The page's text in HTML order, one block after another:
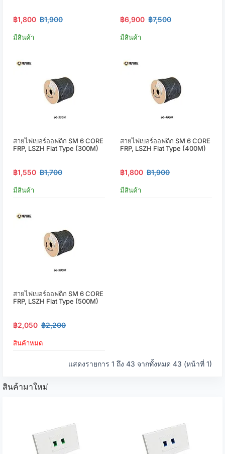
฿1,800 ฿1,900
มีสินค้า
฿6,900 ฿7,500
มีสินค้า
สายไฟเบอร์ออฟติก SM 6 CORE
FRP, LSZH Flat Type (300M)
฿1,550 ฿1,700
มีสินค้า
สายไฟเบอร์ออฟติก SM 6 CORE
FRP, LSZH Flat Type (400M)
฿1,800 ฿1,900
มีสินค้า
สายไฟเบอร์ออฟติก SM 6 CORE
FRP, LSZH Flat Type (500M)
฿2,050 ฿2,200
สินค้าหมด
แสดงรายการ 1 ถึง 43 จากทั้งหมด 43 (หน้าที่ 1)
สินค้ามาใหม่